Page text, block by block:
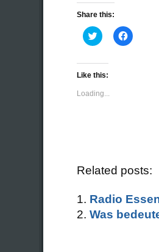
Share this:
Click
to
Twitter
(Opens
new
window)
Click
to
Like this:
Loading...
Related posts:
Radio
Was